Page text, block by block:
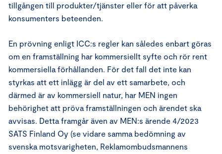
tillgången till produkter/tjänster eller för att påverka
konsumenters beteenden.
En prövning enligt ICC:s regler kan således enbart göras
om en framställning har kommersiellt syfte och rör rent
kommersiella förhållanden. För det fall det inte kan
styrkas att ett inlägg är del av ett samarbete, och
därmed är av kommersiell natur, har MEN ingen
behörighet att pröva framställningen och ärendet ska
avvisas. Detta framgår även av MEN:s ärende 4/2023
SATS Finland Oy (se vidare samma bedömning av
svenska motsvarigheten, Reklamombudsmannens